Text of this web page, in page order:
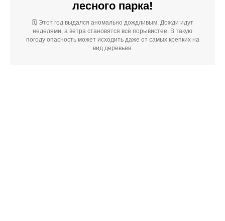
лесного парка!
🗓️ Этот год выдался аномально дождливым. Дожди идут
неделями, а ветра становятся всё порывистее. В такую
погоду опасность может исходить даже от самых крепких на
вид деревьев.